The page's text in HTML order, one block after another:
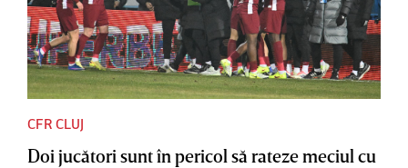
CFR CLUJ
Doi jucători sunt în pericol să rateze meciul cu